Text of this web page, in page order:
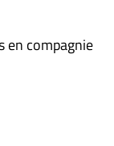
en compagnie